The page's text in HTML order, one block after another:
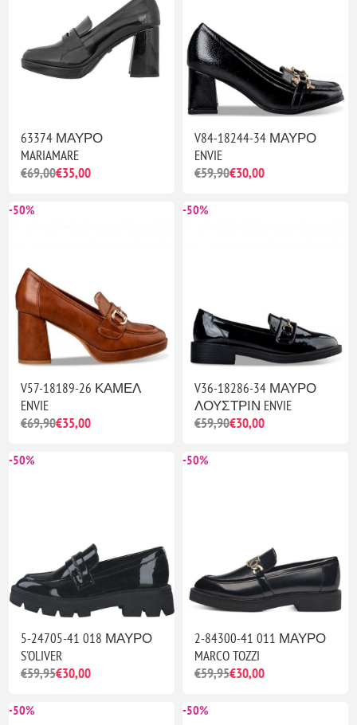
63374 ΜΑΥΡΟ
MARIAMARE
€69,00€35,00
V84-18244-34 ΜΑΥΡΟ
ENVIE
€59,90€30,00
-50%
V57-18189-26 ΚΑΜΕΛ
ENVIE
€69,90€35,00
-50%
V36-18286-34 ΜΑΥΡΟ
ΛΟΥΣΤΡΙΝ ENVIE
€59,90€30,00
-50%
5-24705-41 018 ΜΑΥΡΟ
S'OLIVER
€59,95€30,00
-50%
2-84300-41 011 ΜΑΥΡΟ
MARCO TOZZI
€59,95€30,00
-50% -50%